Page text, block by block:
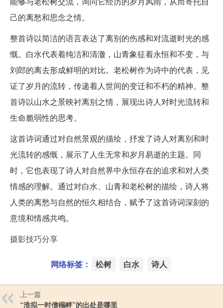
己的离愁和思念之情。
整首诗以简洁的语言表达了离别的伤感和对流逝时光的感
慨。白水代表着纯洁和清澈，山青象征着永恒和不变，与
刘郎的离去形成鲜明的对比。老松树作为诗中的代表，见
证了岁月的流转，传递着人世间的变迁和不朽的精神。整
首诗以山水之景映衬离别之情，展现出诗人对时光流转和
生命脆弱性的思考。
这首诗词通过对自然景观的描绘，抒发了诗人对离别和时
光流转的感慨，展示了人生无常和岁月易逝的主题。同
时，它也表现了诗人对自然界中永恒存在的追求和对人类
情感的理解。通过对白水、山青和老松树的描绘，诗人将
人类的离愁与自然的恒久相结合，赋予了这首诗词深刻的
意境和情感共鸣。
摄影技巧分享
网络标签： 松树 白水 诗人
上一篇
“淮拟一时僧榻畔”的出处是哪里